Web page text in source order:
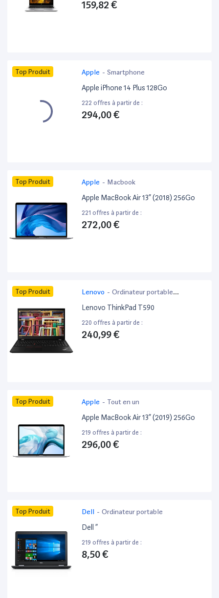
159,82 €
Top Produit Apple - Smartphone
Apple iPhone 14 Plus 128Go
222 offres à partir de :
294,00 €
Top Produit Apple - Macbook
Apple MacBook Air 13” (2018) 256Go
221 offres à partir de :
272,00 €
Top Produit Lenovo - Ordinateur portable
bureautique
Lenovo ThinkPad T590
220 offres à partir de :
240,99 €
Top Produit Apple - Tout en un
Apple MacBook Air 13” (2019) 256Go
219 offres à partir de :
296,00 €
Top Produit Dell - Ordinateur portable
Dell ”
219 offres à partir de :
8,50 €